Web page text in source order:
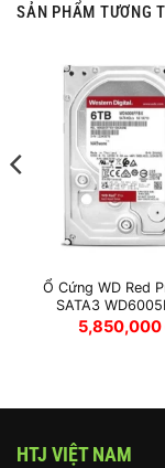
SẢN PHẨM TƯƠNG
Ổ Cứng WD Red
SATA3
5,850,000
HTJ VIỆT NAM